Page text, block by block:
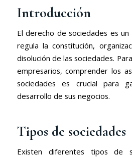
Introducción
El derecho de sociedades es
regula la constitución,
disolución de las sociedades.
empresarios, comprender los
sociedades es crucial para
desarrollo de sus negocios.
Tipos de sociedades
Existen diferentes tipos de